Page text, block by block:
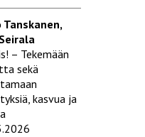
Tanskanen,
– Tekemään
sekä
kasvua ja